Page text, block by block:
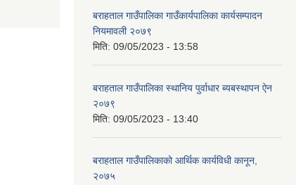
बराहताल गाउँपालिका गाउँकार्यपालिका कार्यसम्पादन
नियमावली २०७९
मिति: 09/05/2023 - 13:58
बराहताल गाउँपालिका स्थानिय पुर्वाधार ब्यबस्थापन ऐन
२०७९
मिति: 09/05/2023 - 13:40
बराहताल गाउँपालिकाको आर्थिक कार्यविधी कानून,
२०७५